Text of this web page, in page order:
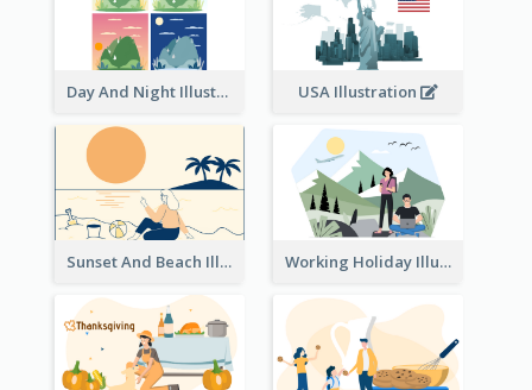
Day And Night Illustration USA Illustration
Sunset And Beach Illustration Working Holiday Illustration